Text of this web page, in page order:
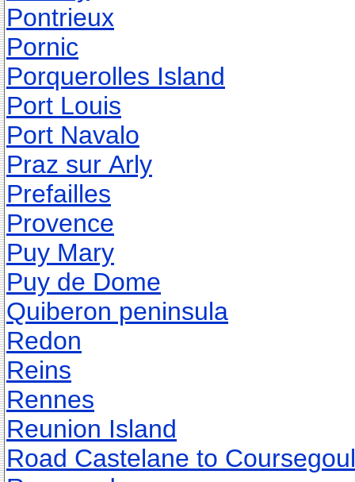
Pontrieux
Pornic
Porquerolles Island
Port Louis
Port Navalo
Praz sur Arly
Prefailles
Provence
Puy Mary
Puy de Dome
Quiberon peninsula
Redon
Reins
Rennes
Reunion Island
Road Castelane to